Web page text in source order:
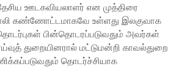
ஊடகவியலாளர் என முத்திரை
கண்ணோட்டமாகவே உள்ளது இலகுவாக
பின்தொடரப்படுவதும் அவர்கள்
துறையினரால் மட்டுமன்றி காவல்துறை
தொடர்ச்சியாக